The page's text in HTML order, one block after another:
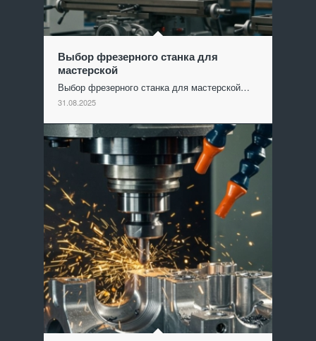
Выбор фрезерного станка для
мастерской
Выбор фрезерного станка для мастерской…
31.08.2025